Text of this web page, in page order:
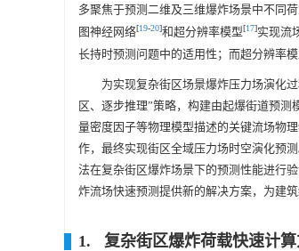
多聚焦于预测二维及三维爆炸场景中不同
图神经网络[19-20]和超分辨率模型[17]实现流
长持时预测问题中的适用性；而超分辨率
为实现复杂街区场景爆炸压力场演化
区、逐步推理”策略，构建由起爆街道预
量密度因子等物理模型描述的关键流场物
作，最终实现街区全域压力场时空演化预
法在复杂街区爆炸场景下的预测性能进行
炸流场快速预测提供新的解决方案，为建
1. 复杂街区爆炸荷载快速计算